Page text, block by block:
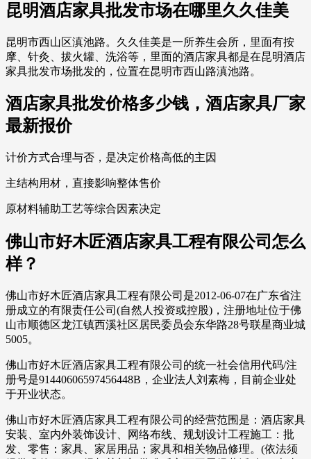
昆明酒店家具批发市场在哪里久久佳美
昆明市西山区滇池路。久久佳美是一所养生会所，里面有按
摩、针灸、拔火罐、洗浴等，里面的酒店家具都是在昆明酒店
家具批发市场批发的，位置在昆明市西山路滇池路。
酒店家具批发价格多少钱，酒店家具厂家
最新报价
计价方式合理与否，是决定价格高低的主因
主结构用材，直接影响整体售价
原材料辅助工艺等综合因素决定
佛山市好木匠酒店家具工程有限公司怎么
样？
佛山市好木匠酒店家具工程有限公司是2012-06-07在广东省注
册成立的有限责任公司(自然人投资或控股)，注册地址位于佛
山市顺德区龙江镇西溪社区居民委员会东华路28号联星商业城
5005。
佛山市好木匠酒店家具工程有限公司的统一社会信用代码/注
册号是91440606597456448B，企业法人刘素梅，目前企业处
于开业状态。
佛山市好木匠酒店家具工程有限公司的经营范围是：酒店家具
安装、室内外装饰设计、网络布线、规划设计工程施工：批
发、零售：家具、家居用品；家具和相关物品修理。(依法须